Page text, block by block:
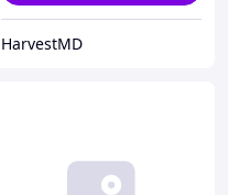
HarvestMD